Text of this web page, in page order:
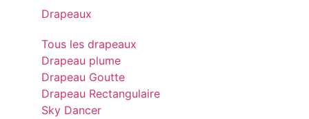
Drapeaux
Tous les drapeaux
Drapeau plume
Drapeau Goutte
Drapeau Rectangulaire
Sky Dancer